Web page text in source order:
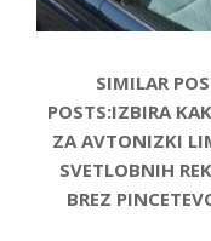
SIMILAR
POSTS:IZBIRA
ZA AVTONIZKI
SVETLOBNIH
BREZ